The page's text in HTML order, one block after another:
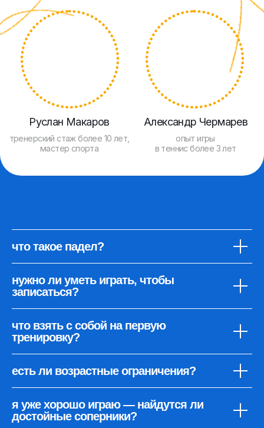
что такое падел?
нужно ли уметь играть, чтобы
записаться?
что взять с собой на первую
тренировку?
есть ли возрастные ограничения?
я уже хорошо играю — найдутся ли
достойные соперники?